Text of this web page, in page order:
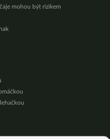
mohou být rizikem